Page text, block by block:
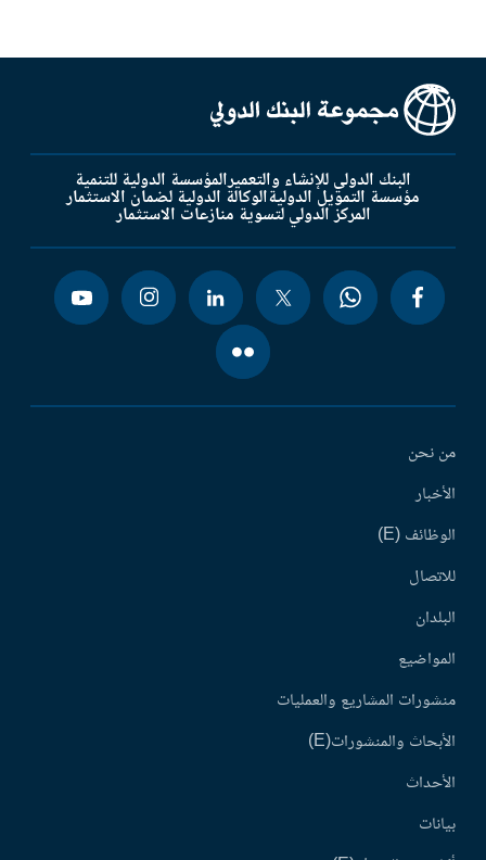
البنك الدولي للإنشاء والتعميرالمؤسسة الدولية للتنمية
مؤسسة التمويل الدوليةالوكالة الدولية لضمان الاستثمار
المركز الدولي لتسوية منازعات الاستثمار
من نحن
الأخبار
الوظائف (E)
للاتصال
البلدان
المواضيع
منشورات المشاريع والعمليات
الأبحاث والمنشورات(E)
الأحداث
بيانات